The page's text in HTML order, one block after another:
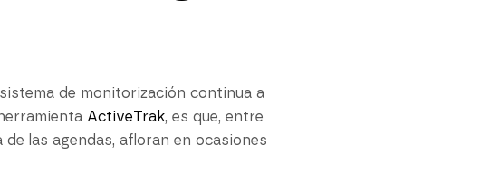
de monitorización continua a
ActiveTrak, es que, entre
las agendas, afloran en ocasiones